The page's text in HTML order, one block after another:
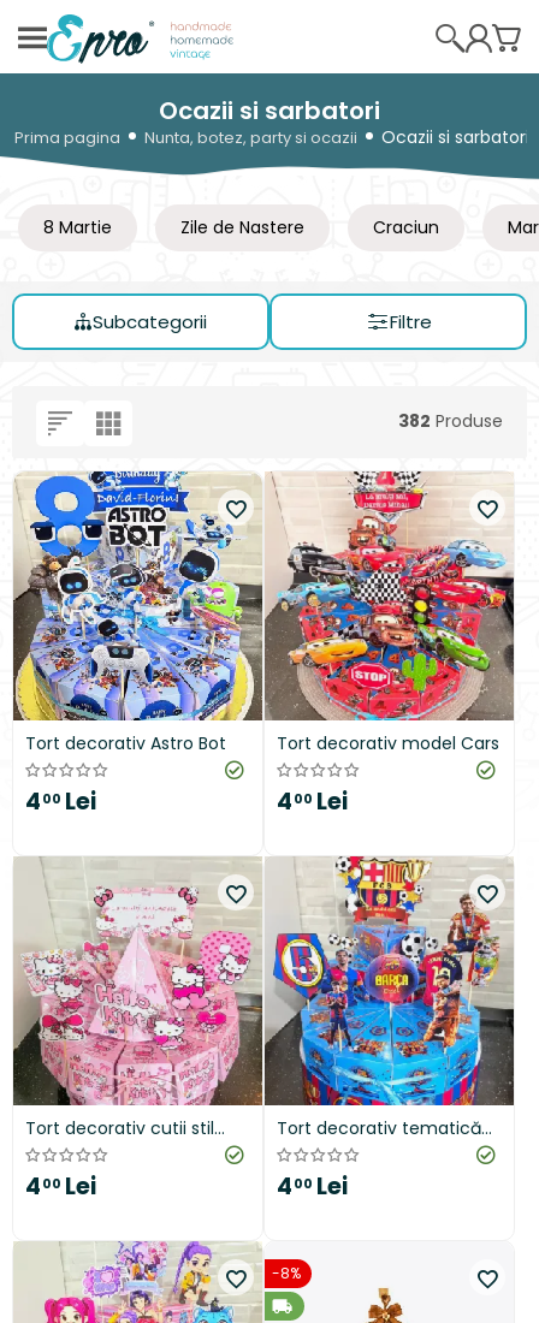
Ocazii si sarbatori
Prima pagina Nunta, botez, party si ocazii Ocazii si sarbatori
8 Martie Zile de Nastere Craciun
Subcategorii Filtre
382 Produse
Tort decorativ Astro Bot
400 Lei
Tort decorativ model Cars
400 Lei
Tort decorativ cutii stil
piramida
400 Lei
Tort decorativ tematică
fotbal
400 Lei
-8%